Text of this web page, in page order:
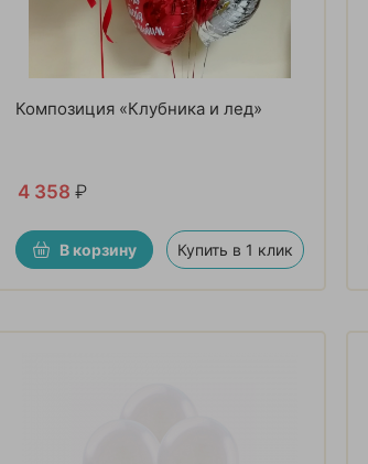
Композиция «Клубника и лед»
4 358 ₽
В корзину Купить в 1 клик